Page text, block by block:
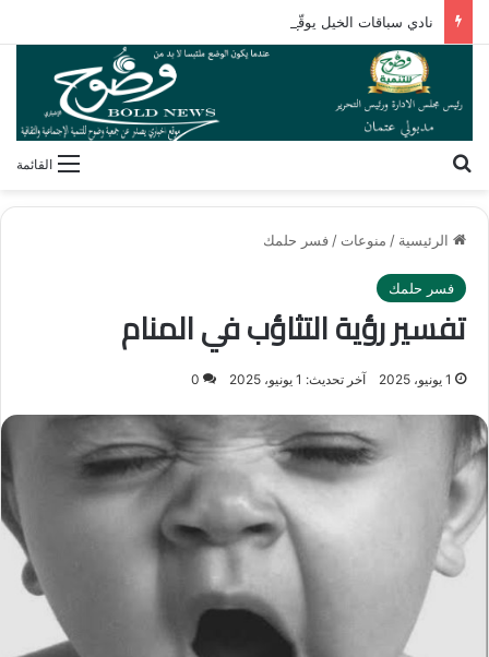
نادي سباقات الخيل يوقّع اتفاقية رعاية مع تطبيق ميدان
القائمة
الرئيسية / منوعات / فسر حلمك
فسر حلمك
تفسير رؤية التثاؤب في المنام
1 يونيو، 2025 آخر تحديث: 1 يونيو، 2025 0